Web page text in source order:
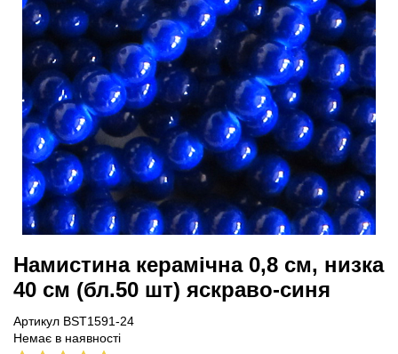
Намистина керамічна 0,8 см, низка
40 см (бл.50 шт) яскраво-синя
Артикул BST1591-24
Немає в наявності